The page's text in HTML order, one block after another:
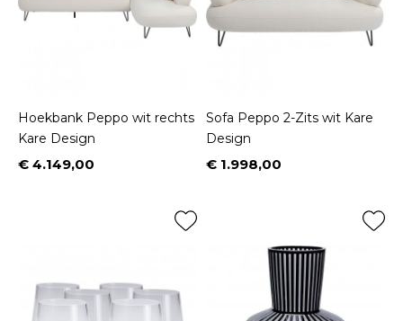
Hoekbank Peppo wit rechts
Kare Design
Prijs
€ 4.149,00
Sofa Peppo 2-Zits wit Kare
Design
Prijs
€ 1.998,00